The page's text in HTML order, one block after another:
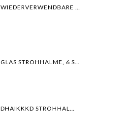
WIEDERVERWENDBARE METALL-EDELSTAHL-STROHHALME MIT SILIKONSPITZEN FÜR SMOOTHIES UND HEISS-/KALTGETRÄNKE, INKLUSIVE REINIGUNGSBÜRSTE(9PCS)
GLAS STROHHALME, 6 STÜCK 14MM GERADEN GLAS STROHHALM MIT 1 STÜCK REINIGUNGSBÜRSTE, GLASSTROHALME WIEDERVERWENDBAR BUBBLE TEA STROHHALME FÜR COCKTAIL SMOOTHIE TEE
DHAIKKKD STROHHALME 200 STÜCKE SCHWARZ ABGESCHRÄGTES BIODEGRADABLE VERDICKTES STROH 19CM×5MM WIEDERVERWENDBARE STROHHALM